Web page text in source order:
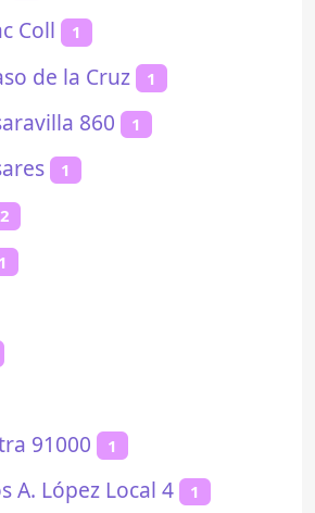
Coll 1
de la Cruz 1
860 1
1
2
1
91000 1
A. López Local 4 1